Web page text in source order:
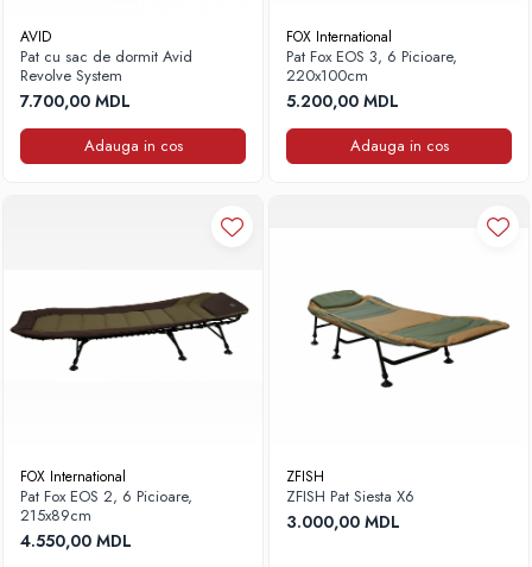
Accesorii pentru barci
Barci
Sonare
Camping pescuit
Lanterne
Mese
Vesela
Imbracaminte, incaltaminte
Imbracaminte
AVID
Pat cu sac de dormit Avid
Revolve System
7.700,00 MDL
Adauga in cos
FOX International
Pat Fox EOS 3, 6 Picioare,
220x100cm
5.200,00 MDL
Adauga in cos
FOX International
Pat Fox EOS 2, 6 Picioare,
215x89cm
4.550,00 MDL
ZFISH
ZFISH Pat Siesta X6
3.000,00 MDL